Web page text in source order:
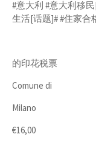
#意大利 #意大利移
生活[话题]# #住家合
的印花税票
Comune di
Milano
€16,00